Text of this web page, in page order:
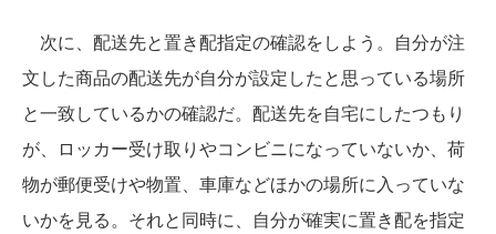
次に、配送先と置き配指定の確認をしよう。自分が注
文した商品の配送先が自分が設定したと思っている場所
と一致しているかの確認だ。配送先を自宅にしたつもり
が、ロッカー受け取りやコンビニになっていないか、荷
物が郵便受けや物置、車庫などほかの場所に入っていな
いかを見る。それと同時に、自分が確実に置き配を指定